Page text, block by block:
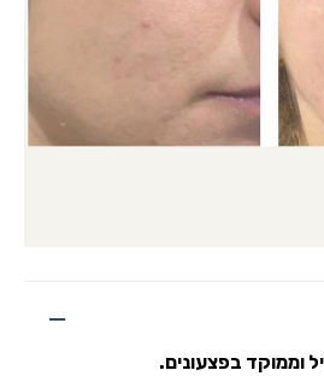
וממוקד בפצעונים.